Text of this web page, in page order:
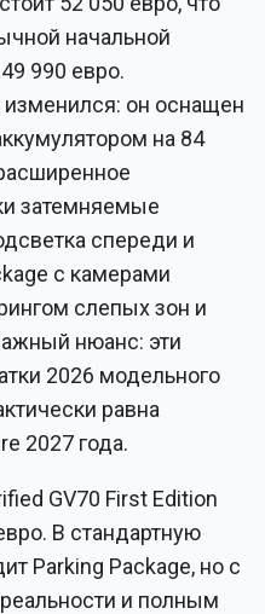
начальной
990 евро.
изменился: он оснащен
на 84
затемняемые
спереди и
с камерами
слепых зон и
нюанс: эти
2026 модельного
равна
2027 года.
GV70 First Edition
В стандартную
Parking Package, но с
и полным